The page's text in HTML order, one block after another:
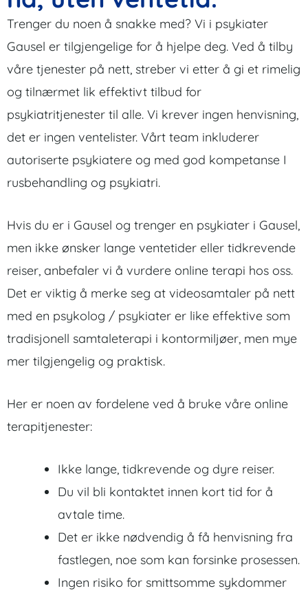
Trenger du noen å snakke med? Vi i psykiater
Gausel er tilgjengelige for å hjelpe deg. Ved å tilby
våre tjenester på nett, streber vi etter å gi et rimelig
og tilnærmet lik effektivt tilbud for
psykiatritjenester til alle. Vi krever ingen henvisning,
det er ingen ventelister. Vårt team inkluderer
autoriserte psykiatere og med god kompetanse I
rusbehandling og psykiatri.
Hvis du er i Gausel og trenger en psykiater i Gausel,
men ikke ønsker lange ventetider eller tidkrevende
reiser, anbefaler vi å vurdere online terapi hos oss.
Det er viktig å merke seg at videosamtaler på nett
med en psykolog / psykiater er like effektive som
tradisjonell samtaleterapi i kontormiljøer, men mye
mer tilgjengelig og praktisk.
Her er noen av fordelene ved å bruke våre online
terapitjenester:
Ikke lange, tidkrevende og dyre reiser.
Du vil bli kontaktet innen kort tid for å
avtale time.
Det er ikke nødvendig å få henvisning fra
fastlegen, noe som kan forsinke prosessen.
Ingen risiko for smittsomme sykdommer